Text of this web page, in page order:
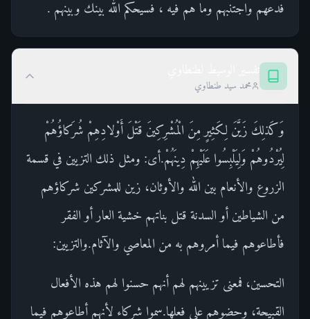
فدعهم واجتنبهم وما هم فيه ، فسيحكم الله بينك وبينهم .
محمد سيد طنطاوي
وَكَذلِكَ زَيَّنَ لِكَثِيرٍ مِنَ الْمُشْرِكِينَ قَتْلَ أَوْلادِهِمْ شُرَكاؤُهُمْ
لِيُرْدُوهُمْ وَلِيَلْبِسُوا عَلَيْهِمْ دِينَهُمْ.أى: ومثل ذلك التزيين في قسمة
الزروع والأنعام بين الله والأوثان، زين للمشركين شركاؤهم
من الشياطين أو السدنة قتل بناتهم خشية العار أو الفقر
فأطاعوهم فيما أمروهم به من المعاصي والآثام.والتزيين:
التحسين، فمعنى تزيينهم لهم أنهم حسنوا لهم هذه الأفعال
القبيحة، وحضوهم على فعلها.سموا شركاء لأنهم أطاعوهم فيما